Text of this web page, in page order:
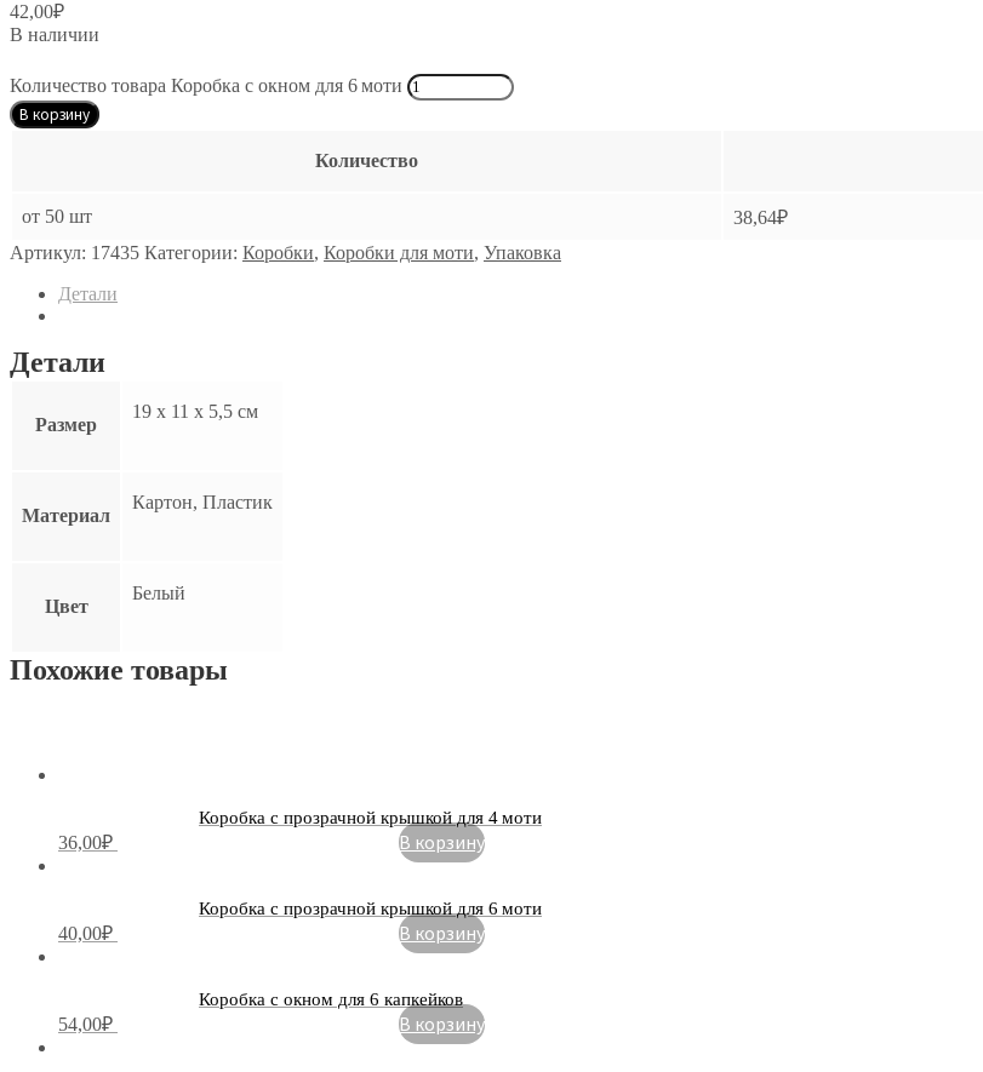
42,00₽
В наличии
Количество товара Коробка с окном для 6 моти
В корзину
Количество
от 50 шт 38,64₽
Артикул: 17435 Категории: Коробки, Коробки для моти, Упаковка
Детали
Детали
Размер
19 х 11 х 5,5 см
Материал
Картон, Пластик
Цвет
Белый
Похожие товары
Коробка с прозрачной крышкой для 4 моти
36,00₽ В корзину
Коробка с прозрачной крышкой для 6 моти
40,00₽ В корзину
Коробка с окном для 6 капкейков
54,00₽ В корзину